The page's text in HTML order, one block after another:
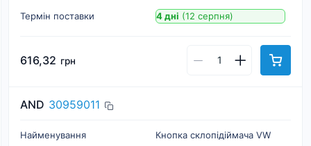
Термін поставки
4 дні (12 серпня)
616,32 грн
AND 30959011
Найменування
Кнопка склопiдiймача VW